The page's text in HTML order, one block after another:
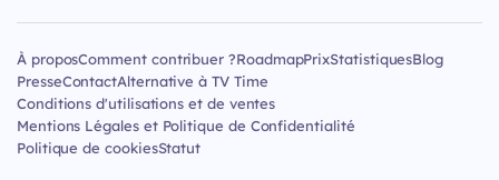
À proposComment contribuer ?RoadmapPrixStatistiquesBlog
PresseContactAlternative à TV Time
Conditions d'utilisations et de ventes
Mentions Légales et Politique de Confidentialité
Politique de cookiesStatut